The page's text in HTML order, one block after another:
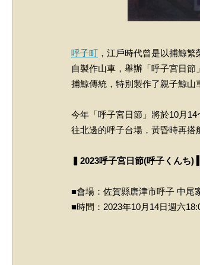
呼子町 ，江戶時代曾是以捕鯨
自製作山車，舉辦「呼子宮日
捕鯨傳統，特別製作了親子鯨山
今年「呼子宮日節」將於10月
往北邊的呼子台場，黃昏時再搭
▍2023呼子宮日節(呼子くんち) ▍
■會場：佐賀縣唐津市呼子 中尾
■時間：2023年10月14日週六